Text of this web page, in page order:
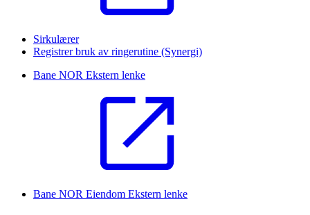
Sirkulærer
Registrer bruk av ringerutine (Synergi)
Bane NOR Ekstern lenke
Bane NOR Eiendom Ekstern lenke